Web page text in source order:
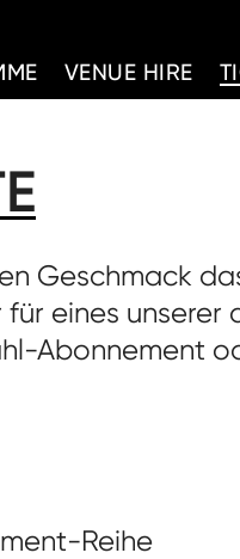
VENUE HIRE
Geschmack
eines unserer
Abonnement
Reihe